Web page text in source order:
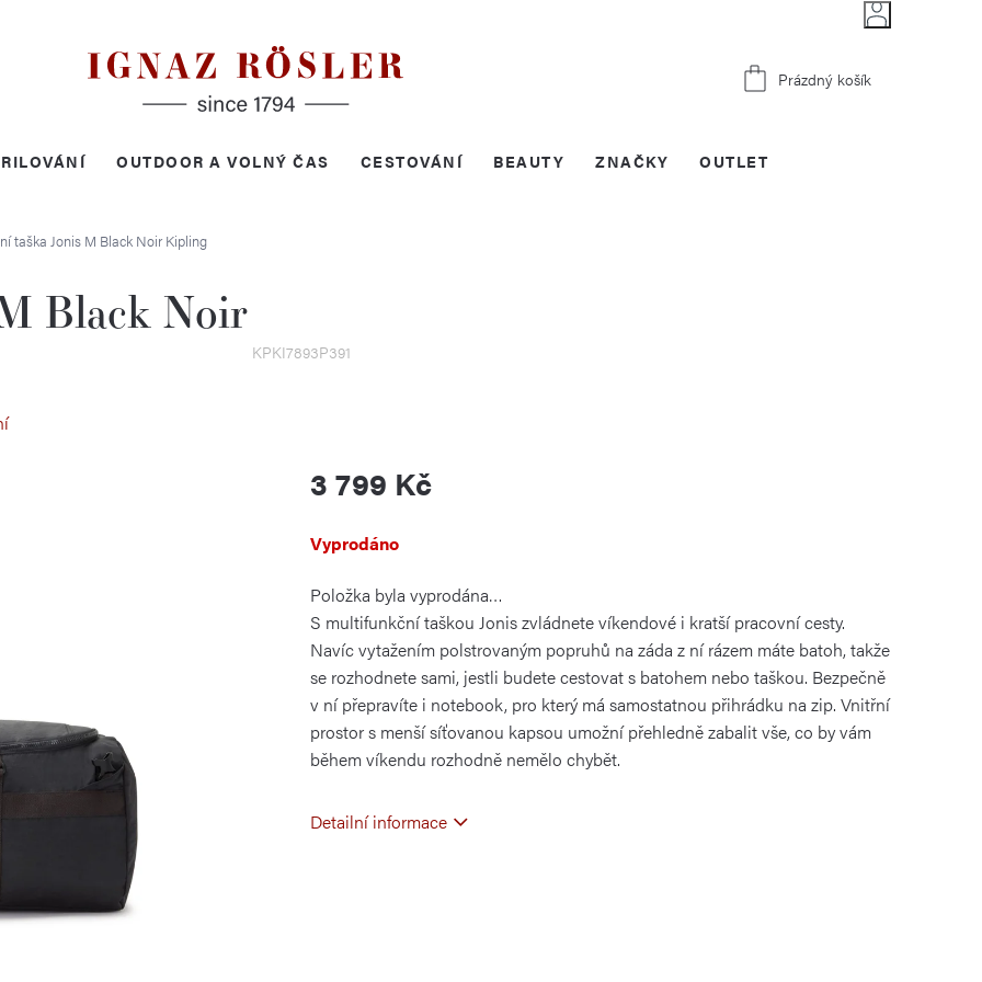
Nákupní
Prázdný košík
OUTDOOR A VOLNÝ ČAS CESTOVÁNÍ BEAUTY OUTLET
ZNAČKY
taška Jonis M Black Noir Kipling
Black Noir
KPKI7893P391
3 799 Kč
cena:
Vyprodáno
Položka byla vyprodána…
S multifunkční taškou Jonis zvládnete víkendové i kratší pracovní cesty.
Navíc vytažením polstrovaným popruhů na záda z ní rázem máte batoh, takže
se rozhodnete sami, jestli budete cestovat s batohem nebo taškou. Bezpečně
v ní přepravíte i notebook, pro který má samostatnou přihrádku na zip. Vnitřní
prostor s menší síťovanou kapsou umožní přehledně zabalit vše, co by vám
během víkendu rozhodně nemělo chybět.
Detailní informace